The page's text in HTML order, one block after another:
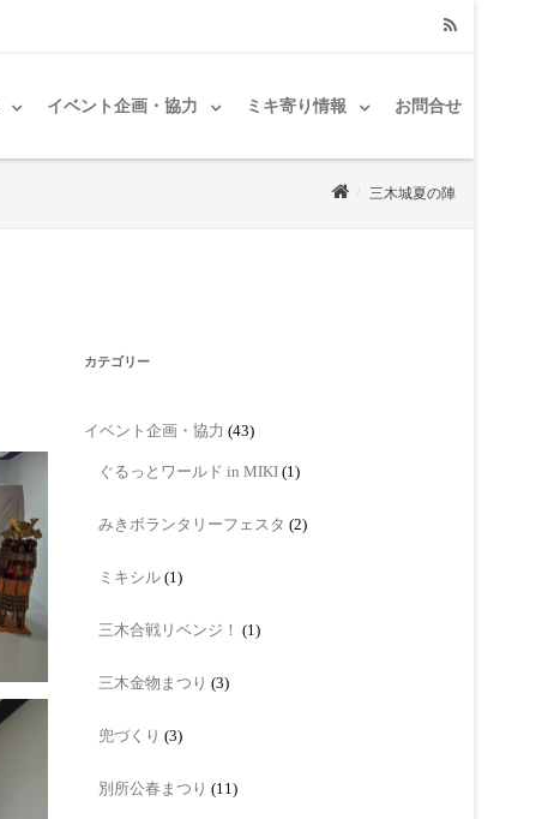
イベント企画・協力 ミキ寄り情報 お問合せ
三木城夏の陣
カテゴリー
イベント企画・協力 (43)
ぐるっとワールド in MIKI (1)
みきボランタリーフェスタ (2)
ミキシル (1)
三木合戦リベンジ！ (1)
三木金物まつり (3)
兜づくり (3)
別所公春まつり (11)